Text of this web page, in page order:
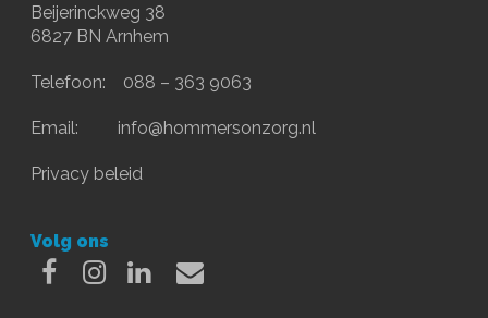
Beijerinckweg 38
6827 BN Arnhem
Telefoon: 088 – 363 9063
Email: info@hommersonzorg.nl
Privacy beleid
Volg ons
FacebookInstagram
Linkedin
Email